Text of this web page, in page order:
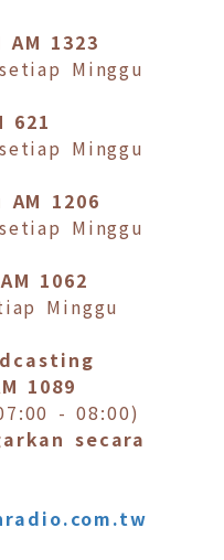
1323
Minggu
621
Minggu
1206
Minggu
1062
Minggu
1089
- 08:00)
secara